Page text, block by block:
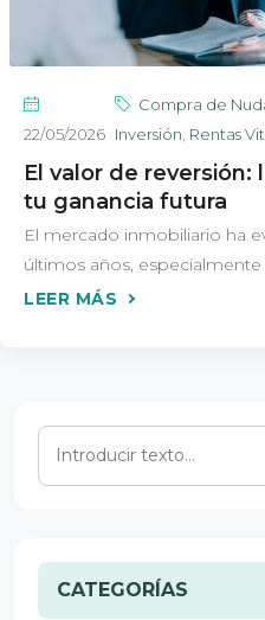
22/05/2026
Compra de
Inversión Rentas
El valor de
tu ganancia futura
El mercado inmobiliario ha
últimos años, especialmente
CATEGORÍAS